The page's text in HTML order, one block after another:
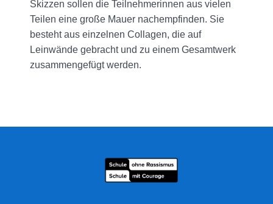
Skizzen sollen die Teilnehmerinnen aus vielen
Teilen eine große Mauer nachempfinden. Sie
besteht aus einzelnen Collagen, die auf
Leinwände gebracht und zu einem Gesamtwerk
zusammengefügt werden.